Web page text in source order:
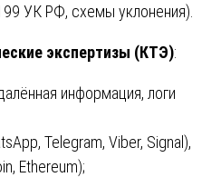
УК РФ, схемы уклонения).
экспертизы (КТЭ):
информация, логи
Telegram, Viber, Signal),
Ethereum);